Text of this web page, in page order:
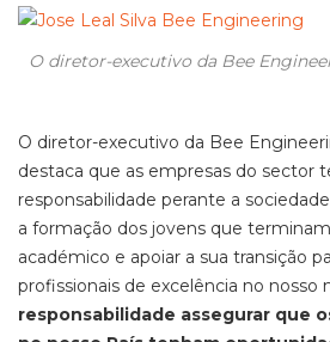
O diretor-executivo da Bee
O diretor-executivo da Bee
destaca que as empresas do sector
responsabilidade perante a
a formação dos jovens que
académico e apoiar a sua transição
profissionais de excelência no nosso
responsabilidade assegurar que